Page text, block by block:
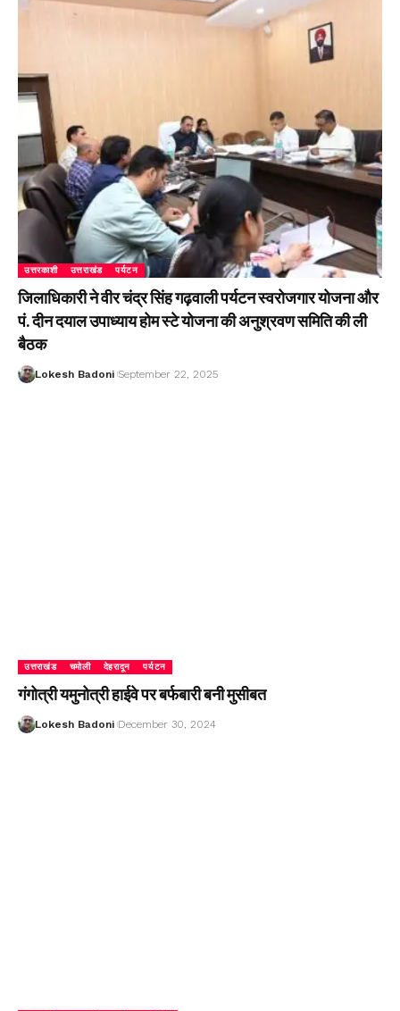
उत्तरकाशी उत्तराखंड पर्यटन
जिलाधिकारी ने वीर चंद्र सिंह गढ़वाली पर्यटन स्वरोजगार योजना और
पं. दीन दयाल उपाध्याय होम स्टे योजना की अनुश्रवण समिति की ली
बैठक
Lokesh Badoni September 22, 2025
उत्तराखंड चमोली देहरादून पर्यटन
गंगोत्री यमुनोत्री हाईवे पर बर्फबारी बनी मुसीबत
Lokesh Badoni December 30, 2024